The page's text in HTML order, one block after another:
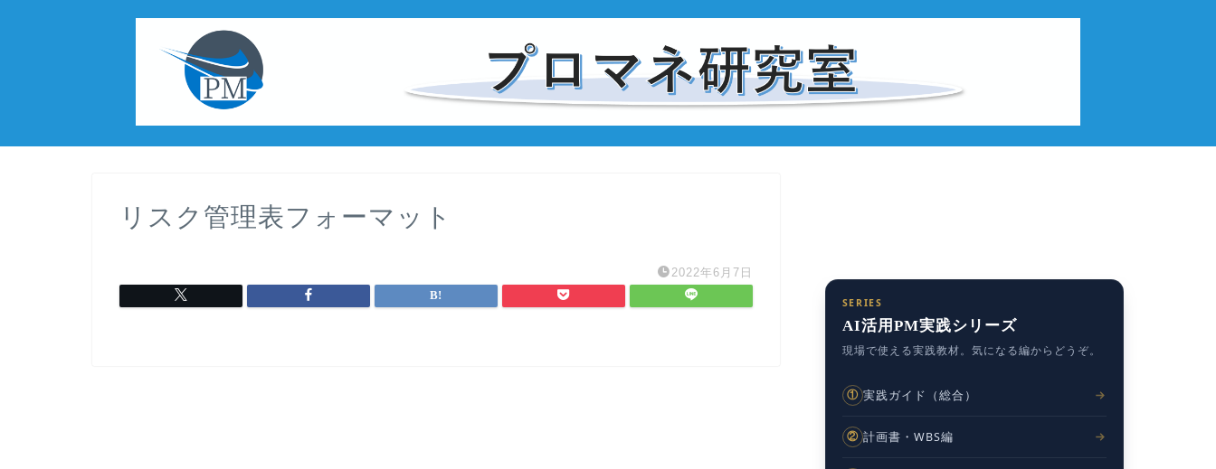
リスク管理表フォーマット
2022年6月7日
SERIES
AI活用PM実践シリーズ
現場で使える実践教材。気になる編からどうぞ。
① 実践ガイド（総合）
② 計画書・WBS編